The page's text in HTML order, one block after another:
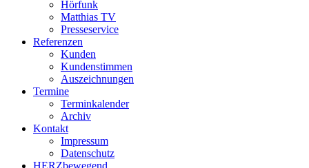
Hörfunk
Matthias TV
Presseservice
Referenzen
Kunden
Kundenstimmen
Auszeichnungen
Termine
Terminkalender
Archiv
Kontakt
Impressum
Datenschutz
HERZbewegend